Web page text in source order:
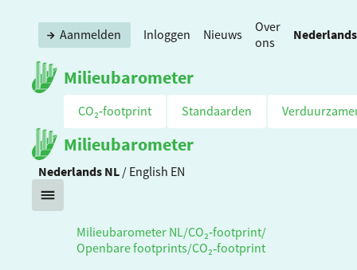
Milieubarometer
Aanmelden Inloggen Nieuws
Over
ons
Nederlands
CO₂‑footprint Standaarden
Milieubarometer
Nederlands NL / English EN
Milieubarometer NL /CO₂‑footprint/
Openbare footprints/CO₂‑footprint